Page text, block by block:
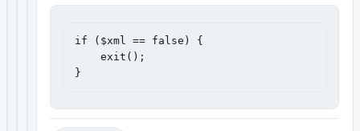
if ($xml == false) {
    exit();
}